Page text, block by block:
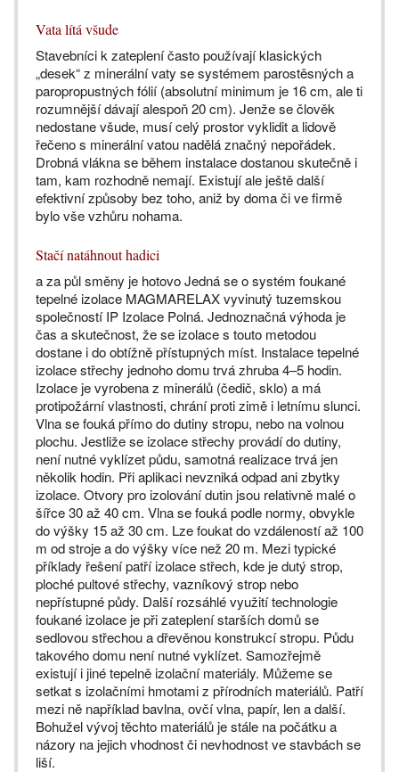
Vata lítá všude
Stavebníci k zateplení často používají klasických
„desek“ z minerální vaty se systémem parostěsných a
paropropustných fólií (absolutní minimum je 16 cm, ale ti
rozumnější dávají alespoň 20 cm). Jenže se člověk
nedostane všude, musí celý prostor vyklidit a lidově
řečeno s minerální vatou nadělá značný nepořádek.
Drobná vlákna se během instalace dostanou skutečně i
tam, kam rozhodně nemají. Existují ale ještě další
efektivní způsoby bez toho, aniž by doma či ve firmě
bylo vše vzhůru nohama.
Stačí natáhnout hadici
a za půl směny je hotovo Jedná se o systém foukané
tepelné izolace MAGMARELAX vyvinutý tuzemskou
společností IP Izolace Polná. Jednoznačná výhoda je
čas a skutečnost, že se izolace s touto metodou
dostane i do obtížně přístupných míst. Instalace tepelné
izolace střechy jednoho domu trvá zhruba 4–5 hodin.
Izolace je vyrobena z minerálů (čedič, sklo) a má
protipožární vlastnosti, chrání proti zimě i letnímu slunci.
Vlna se fouká přímo do dutiny stropu, nebo na volnou
plochu. Jestliže se izolace střechy provádí do dutiny,
není nutné vyklízet půdu, samotná realizace trvá jen
několik hodin. Při aplikaci nevzniká odpad ani zbytky
izolace. Otvory pro izolování dutin jsou relativně malé o
šířce 30 až 40 cm. Vlna se fouká podle normy, obvykle
do výšky 15 až 30 cm. Lze foukat do vzdáleností až 100
m od stroje a do výšky více než 20 m. Mezi typické
příklady řešení patří izolace střech, kde je dutý strop,
ploché pultové střechy, vazníkový strop nebo
nepřístupné půdy. Další rozsáhlé využití technologie
foukané izolace je při zateplení starších domů se
sedlovou střechou a dřevěnou konstrukcí stropu. Půdu
takového domu není nutné vyklízet. Samozřejmě
existují i jiné tepelně izolační materiály. Můžeme se
setkat s izolačními hmotami z přírodních materiálů. Patří
mezi ně například bavlna, ovčí vlna, papír, len a další.
Bohužel vývoj těchto materiálů je stále na počátku a
názory na jejich vhodnost či nevhodnost ve stavbách se
liší.